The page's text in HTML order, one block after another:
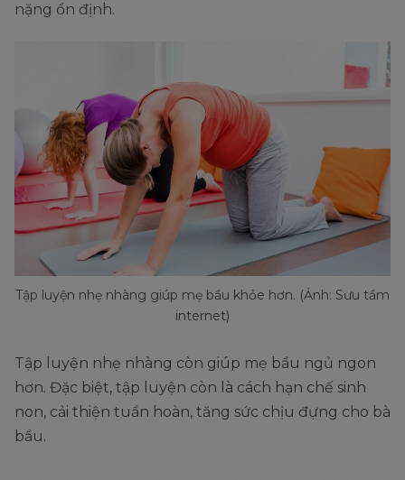
nặng ổn định.
Tập luyện nhẹ nhàng giúp mẹ bầu khỏe hơn. (Ảnh: Sưu tầm
internet)
Tập luyện nhẹ nhàng còn giúp mẹ bầu ngủ ngon
hơn. Đặc biệt, tập luyện còn là cách hạn chế sinh
non, cải thiện tuần hoàn, tăng sức chịu đựng cho bà
bầu.